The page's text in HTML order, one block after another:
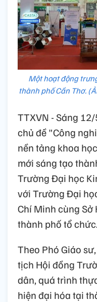
Một hoạt động
thành phố Cần Thơ.
TTXVN - Sáng
chủ đề "Công
nền tảng khoa
mới sáng tạo
Trường Đại học
với Trường Đại
Chí Minh cùng Sở
thành phố tổ chức.
Theo Phó Giáo
tịch Hội đồng
dân, quá trình
hiện đại hóa tại